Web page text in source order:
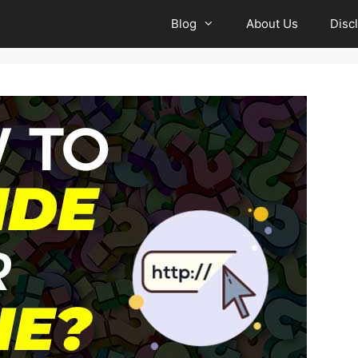
Blog About Us